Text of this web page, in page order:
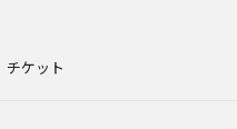
チケット